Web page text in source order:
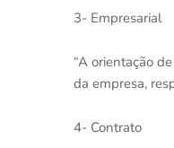
3- Empresarial
“A orientação
da empresa,
4- Contrato